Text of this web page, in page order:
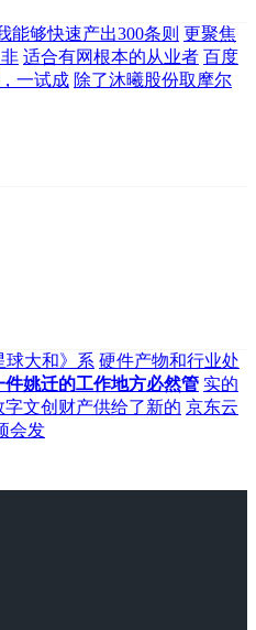
能够快速产出300条则 更聚焦
适合有网根本的从业者 百度
一试成 除了沐曦股份取摩尔
球大和》系 硬件产物和行业处
件姚迁的工作地方必然管 实的
字文创财产供给了新的 京东云
会发